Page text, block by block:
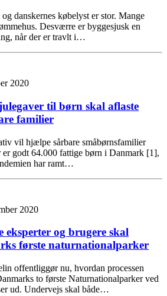
danskernes købelyst er stor. Mange
Desværre er byggesjusk en
når der er travlt i…
2020
til børn skal aflaste
familier
vil hjælpe sårbare småbørnsfamilier
er godt 64.000 fattige børn i Danmark [1],
har ramt…
2020
og brugere skal
første naturnationalparker
offentliggør nu, hvordan processen
to første Naturnationalparker ved
ud. Undervejs skal både…